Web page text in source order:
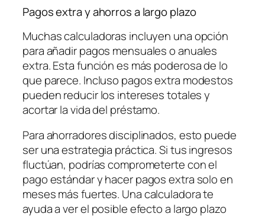
Pagos extra y ahorros a largo plazo
Muchas calculadoras incluyen una opción
para añadir pagos mensuales o anuales
extra. Esta función es más poderosa de lo
que parece. Incluso pagos extra modestos
pueden reducir los intereses totales y
acortar la vida del préstamo.
Para ahorradores disciplinados, esto puede
ser una estrategia práctica. Si tus ingresos
fluctúan, podrías comprometerte con el
pago estándar y hacer pagos extra solo en
meses más fuertes. Una calculadora te
ayuda a ver el posible efecto a largo plazo